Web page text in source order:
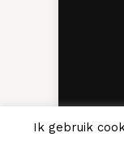
Ik gebruik